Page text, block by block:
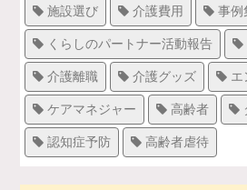
施設選び 介護費用 事例
くらしのパートナー活動報告
介護離職 介護グッズ エ
ケアマネジャー 高齢者
認知症予防 高齢者虐待